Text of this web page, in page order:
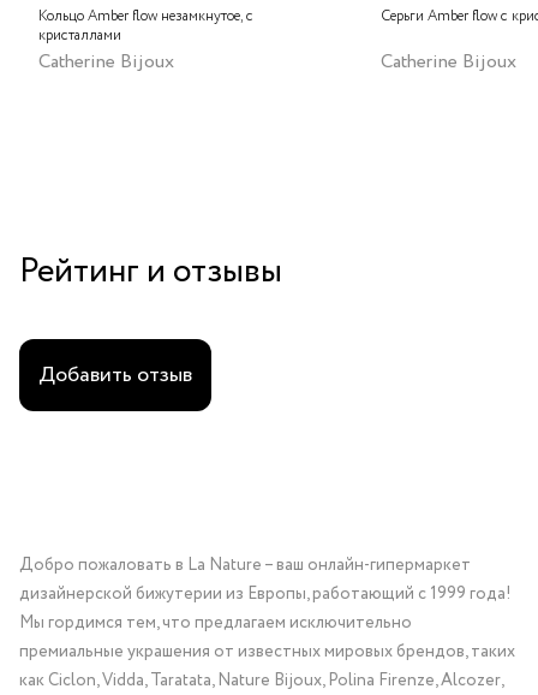
Кольцо Amber flow незамкнутое, с
кристаллами
Catherine Bijoux
Серьги Amber flow с
Catherine Bijoux
Рейтинг и отзывы
Добавить отзыв
Добро пожаловать в La Nature – ваш онлайн-гипермаркет
дизайнерской бижутерии из Европы, работающий с 1999 года!
Мы гордимся тем, что предлагаем исключительно
премиальные украшения от известных мировых брендов, таких
как Ciclon, Vidda, Taratata, Nature Bijoux, Polina Firenze, Alcozer,